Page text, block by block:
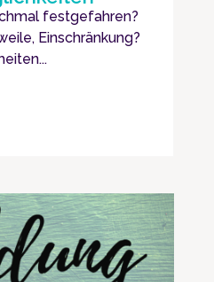
festgefahren?
Einschränkung?